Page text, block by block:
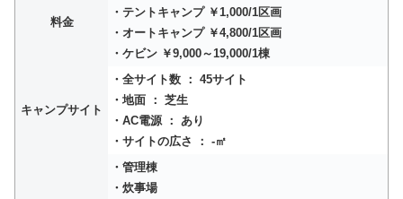
料金
・テントキャンプ ￥1,000/1区画
・オートキャンプ ￥4,800/1区画
・ケビン ￥9,000～19,000/1棟
キャンプサイト
・全サイト数 ： 45サイト
・地面 ： 芝生
・AC電源 ： あり
・サイトの広さ ： -㎡
・管理棟
・炊事場